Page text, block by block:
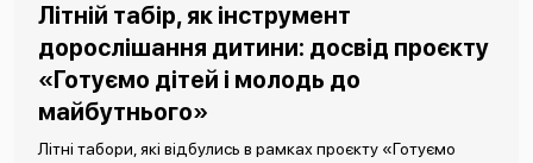
Літній табір, як інструмент
дорослішання дитини: досвід проєкту
«Готуємо дітей і молодь до
майбутнього»
Літні табори, які відбулись в рамках проєкту «Готуємо